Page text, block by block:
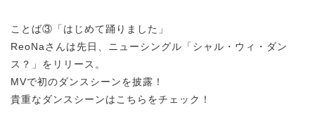
ことば③「はじめて踊りました」
ReoNaさんは先日、ニューシングル「シャル・ウィ・ダン
ス？」をリリース。
MVで初のダンスシーンを披露！
貴重なダンスシーンはこちらをチェック！